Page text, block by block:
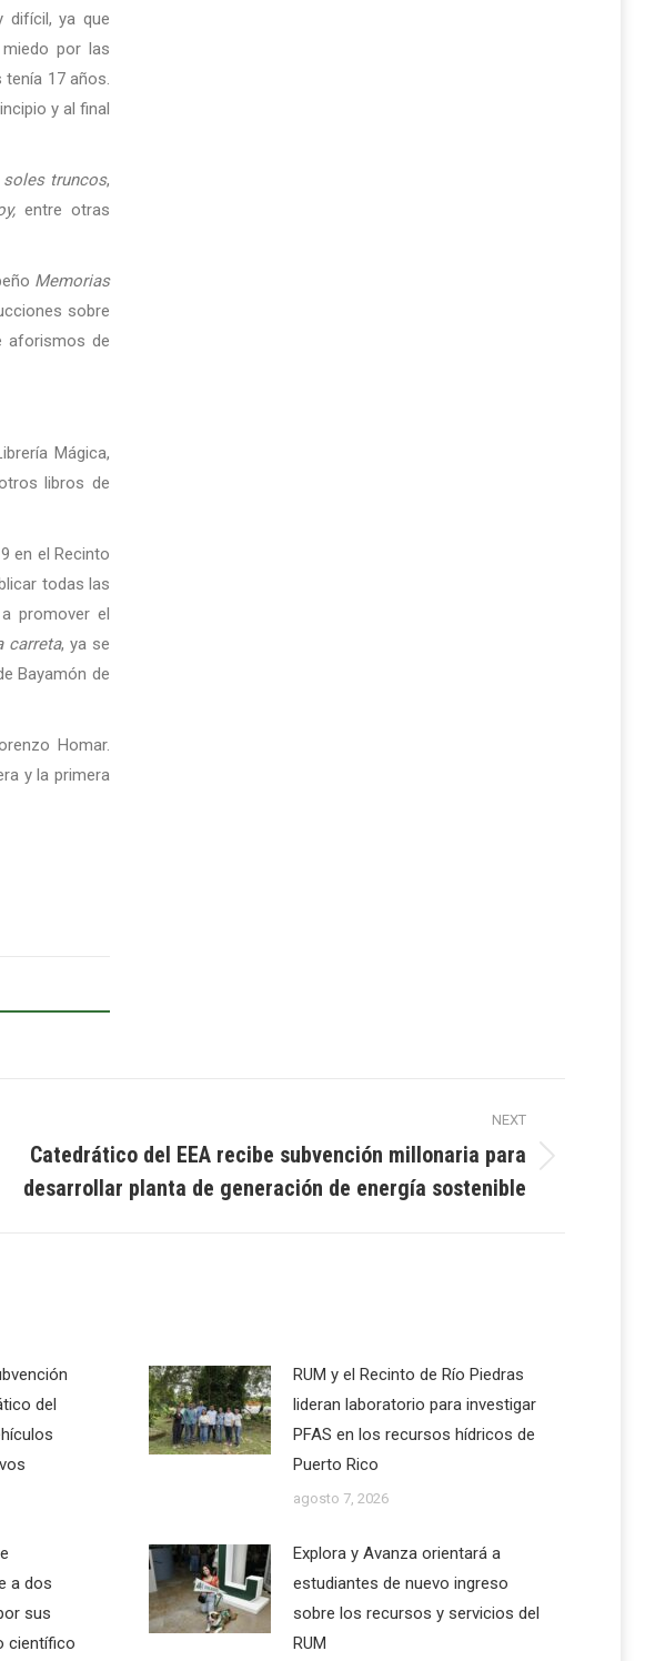
difícil, ya que
por las
17 años.
y al final
soles truncos,
entre otras
Memorias
sobre
aforismos de
Mágica,
libros de
en el Recinto
todas las
promover el
carreta, ya se
Bayamón de
Homar.
y la primera
NEXT
Catedrático del EEA recibe subvención millonaria para
desarrollar planta de generación de energía sostenible
del
RUM y el Recinto de Río Piedras
lideran laboratorio para investigar
PFAS en los recursos hídricos de
Puerto Rico
agosto 7, 2026
a dos
sus
científico
Explora y Avanza orientará a
estudiantes de nuevo ingreso
sobre los recursos y servicios del
RUM